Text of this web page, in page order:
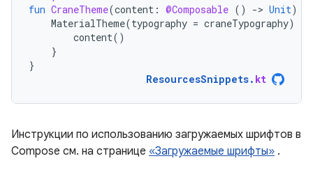
fun CraneTheme(content : @Composable () -> Unit)
MaterialTheme(typography = craneTypography)
content()
}
}
ResourcesSnippets. kt
Инструкции по использованию загружаемых шрифтов в
Compose см. на странице «Загружаемые шрифты» .